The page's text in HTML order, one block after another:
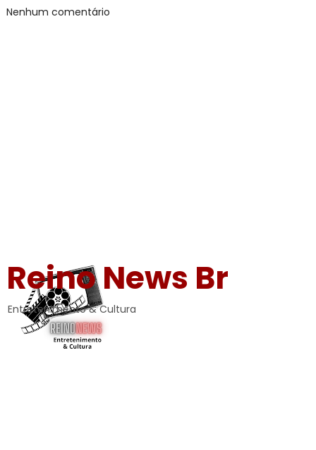
Nenhum comentário
Reino News Br
Entretenimento & Cultura